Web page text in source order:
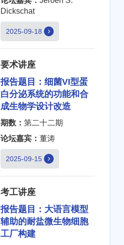
Dickschat
2025-09-18
要术讲座
报告题目： 细菌VI型蛋
白分泌系统的功能和合
成生物学设计改造
期数： 第二十二期
论坛嘉宾： 董涛
2025-09-15
考工讲座
报告题目： 大语言模型
辅助的耐盐微生物细胞
工厂构建